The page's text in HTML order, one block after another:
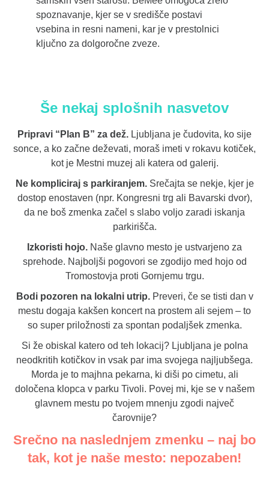
spoznavanje, kjer se v središče postavi
vsebina in resni nameni, kar je v prestolnici
ključno za dolgoročne zveze.
Še nekaj splošnih nasvetov
Pripravi “Plan B” za dež. Ljubljana je čudovita, ko sije
sonce, a ko začne deževati, moraš imeti v rokavu kotiček,
kot je Mestni muzej ali katera od galerij.
Ne kompliciraj s parkiranjem.Srečajta se nekje, kjer je
dostop enostaven (npr. Kongresni trg ali Bavarski dvor),
da ne boš zmenka začel s slabo voljo zaradi iskanja
parkirišča.
Izkoristi hojo. Naše glavno mesto je ustvarjeno za
sprehode. Najboljši pogovori se zgodijo med hojo od
Tromostovja proti Gornjemu trgu.
Bodi pozoren na lokalni utrip.Preveri, če se tisti dan v
mestu dogaja kakšen koncert na prostem ali sejem – to
so super priložnosti za spontan podaljšek zmenka.
Si že obiskal katero od teh lokacij? Ljubljana je polna
neodkritih kotičkov in vsak par ima svojega najljubšega.
Morda je to majhna pekarna, ki diši po cimetu, ali
določena klopca v parku Tivoli. Povej mi, kje se v našem
glavnem mestu po tvojem mnenju zgodi največ
čarovnije?
Srečno na naslednjem zmenku – naj bo
tak, kot je naše mesto: nepozaben!